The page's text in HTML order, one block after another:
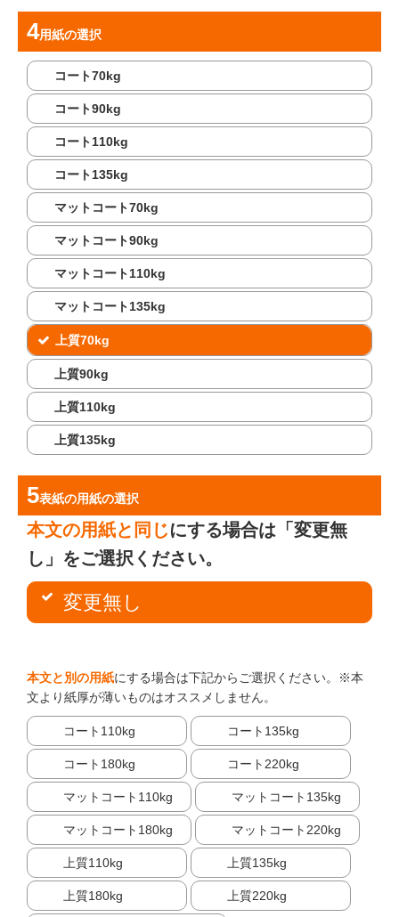
用紙の選択
コート70kg
コート90kg
コート110kg
コート135kg
マットコート70kg
マットコート90kg
マットコート110kg
マットコート135kg
上質70kg
上質90kg
上質110kg
上質135kg
表紙の用紙の選択
本文の用紙と同じにする場合は「変更無
し」をご選択ください。
変更無し
本文と別の用紙にする場合は下記からご選択ください。※本
文より紙厚が薄いものはオススメしません。
コート110kg コート135kg
コート180kg コート220kg
マットコート110kg マットコート135kg
マットコート180kg マットコート220kg
上質110kg 上質135kg
上質180kg 上質220kg